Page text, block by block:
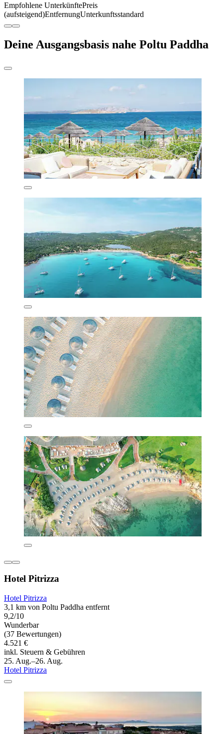
Empfohlene UnterkünftePreis
(aufsteigend)EntfernungUnterkunftsstandard
Deine Ausgangsbasis nahe Poltu Paddha
Hotel Pitrizza
Hotel Pitrizza
3,1 km von Poltu Paddha entfernt
9,2/10
Wunderbar
(37 Bewertungen)
4.521 €
inkl. Steuern & Gebühren
25. Aug.–26. Aug.
Hotel Pitrizza